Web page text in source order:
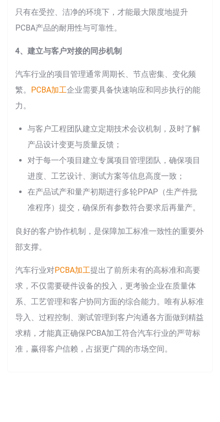
只有在受控、洁净的环境下，才能最大限度地提升
PCBA产品的耐用性与可靠性。
4、建立与客户对接的同步机制
汽车行业的项目管理通常周期长、节点密集、变化频
繁。 PCBA加工企业需要具备快速响应和同步执行的能
力。
与客户工程团队建立定期技术会议机制，及时了解
产品设计变更与质量反馈；
对于每一个项目建立专属项目管理团队，确保项目
进度、工艺设计、测试方案等信息高度一致；
在产品试产和量产初期进行多轮PPAP（生产件批
准程序）提交，确保所有参数符合要求后再量产。
良好的客户协作机制，是保障加工标准一致性的重要外
部支撑。
汽车行业对PCBA加工提出了前所未有的高标准和高要
求，不仅需要硬件设备的投入，更考验企业在质量体
系、工艺管理和客户协同方面的综合能力。唯有从标准
导入、过程控制、测试管理到客户沟通各方面做到精益
求精，才能真正确保PCBA加工符合汽车行业的严苛标
准，赢得客户信赖，占据更广阔的市场空间。